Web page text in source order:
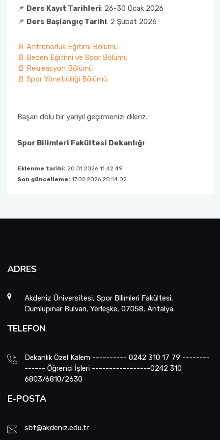
📌 Ders Kayıt Tarihleri: 26-30 Ocak 2026
📌 Ders Başlangıç Tarihi: 2 Şubat 2026
📄 Antrenörlük Eğitimi Bölümü
📄 Beden Eğitimi ve Spor Bölümü
📄 Rekreasyon Bölümü
📄 Spor Yöneticiliği Bölümü
Başarı dolu bir yarıyıl geçirmenizi dileriz.
Spor Bilimleri Fakültesi Dekanlığı
Eklenme tarihi: 20.01.2026 11:42:49
Son güncelleme: 17.02.2026 20:14:02
ADRES
Akdeniz Üniversitesi, Spor Bilimleri Fakültesi,
Dumlupınar Bulvarı, Yerleşke, 07058, Antalya.
TELEFON
Dekanlık Özel Kalem ---------- 0242 310 17 79 --------
------ Öğrenci İşleri -----------------0242 310
6803/6810/2630
E-POSTA
sbf@akdeniz.edu.tr